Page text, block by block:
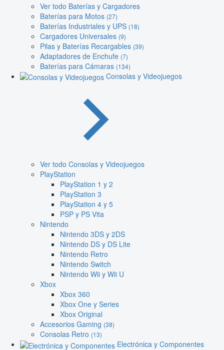
Ver todo Baterías y Cargadores
Baterías para Motos (27)
Baterías Industriales y UPS (18)
Cargadores Universales (9)
Pilas y Baterías Recargables (39)
Adaptadores de Enchufe (7)
Baterías para Cámaras (134)
Consolas y Videojuegos
Ver todo Consolas y Videojuegos
PlayStation
PlayStation 1 y 2
PlayStation 3
PlayStation 4 y 5
PSP y PS Vita
Nintendo
Nintendo 3DS y 2DS
Nintendo DS y DS Lite
Nintendo Retro
Nintendo Switch
Nintendo Wii y Wii U
Xbox
Xbox 360
Xbox One y Series
Xbox Original
Accesorios Gaming (38)
Consolas Retro (13)
Electrónica y Componentes